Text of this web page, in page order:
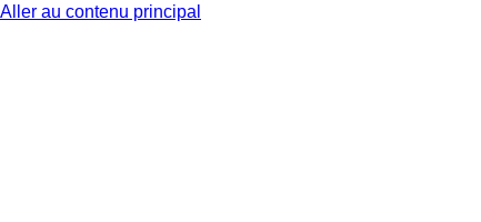
Aller au contenu principal